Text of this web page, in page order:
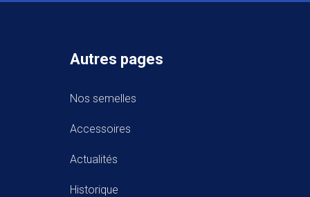
Autres pages
Nos semelles
Accessoires
Actualités
Historique